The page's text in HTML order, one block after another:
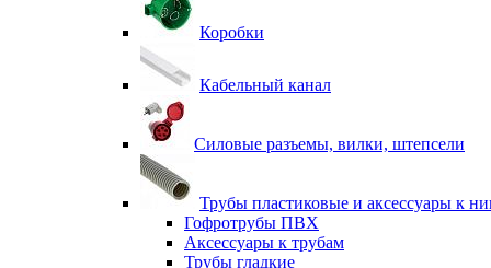
Коробки
Кабельный канал
Силовые разъемы, вилки, штепсели
Трубы пластиковые и аксессуары к
Гофротрубы ПВХ
Аксессуары к трубам
Трубы гладкие